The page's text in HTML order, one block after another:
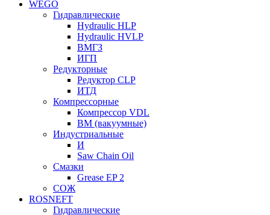
WEGO
Гидравлические
Hydraulic HLP
Hydraulic HVLP
ВМГЗ
ИГП
Редукторные
Редуктор CLP
ИТД
Компрессорные
Компрессор VDL
ВМ (вакуумные)
Индустриальные
И
Saw Chain Oil
Смазки
Grease EP 2
СОЖ
ROSNEFT
Гидравлические